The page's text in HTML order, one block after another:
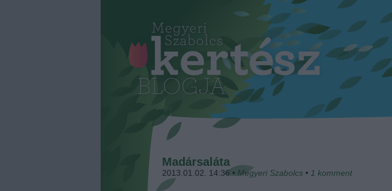
Madársaláta
2013.01.02. 14:36 • Megyeri Szabolcs • 1 komment